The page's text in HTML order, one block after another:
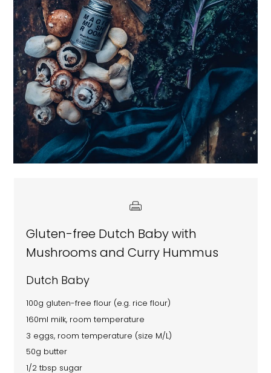
Gluten-free Dutch Baby with
Mushrooms and Curry Hummus
Dutch Baby
100g gluten-free flour (e.g. rice flour)
160ml milk, room temperature
3 eggs, room temperature (size M/L)
50g butter
1/2 tbsp sugar